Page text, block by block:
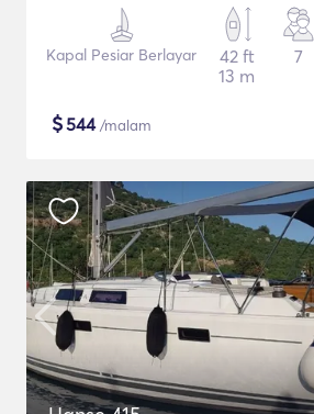
Kapal Pesiar Berlayar
42 ft
13 m
7
$544/malam